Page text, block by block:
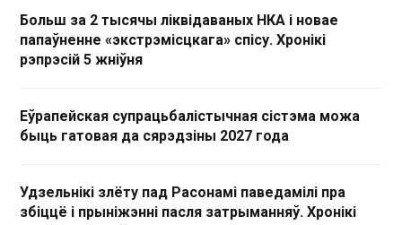
Больш за 2 тысячы ліквідаваных НКА і новае
папаўненне «экстрэмісцкага» спісу. Хронікі
рэпрэсій 5 жніўня
Еўрапейская супрацьбалістычная сістэма можа
быць гатовая да сярэдзіны 2027 года
Удзельнікі злёту пад Расонамі паведамілі пра
збіццё і прыніжэнні пасля затрыманняў. Хронікі